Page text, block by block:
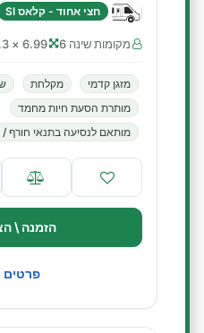
חצי אחוד - קלאס SI
מקומות שינה 6 6.99 × 2.3 m
מזגן קדמי מקלחת
מותרת הסעת חיות מחמד
מותאם לנסיעה בתנאי חורף /
הזמנה \
פרטים